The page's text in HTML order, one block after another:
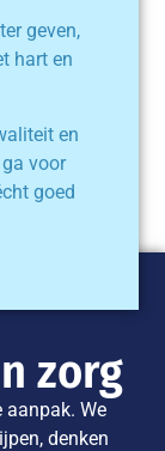
geven,
hart en
en
voor
goed
zorg
aanpak. We
denken